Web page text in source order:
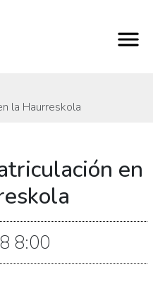
la Haurreskola
en
8:00